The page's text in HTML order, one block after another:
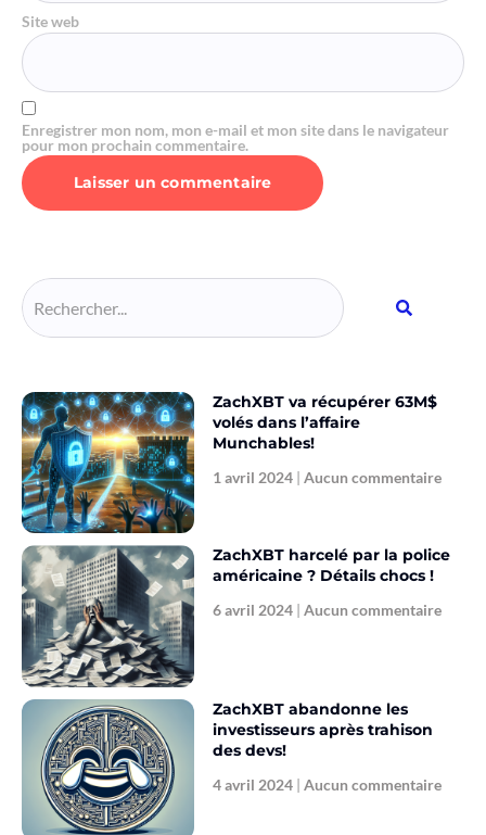
Site web
Enregistrer mon nom, mon e-mail et mon site dans le navigateur
pour mon prochain commentaire.
ZachXBT va récupérer 63M$
volés dans l’affaire
Munchables!
1 avril 2024 Aucun commentaire
ZachXBT harcelé par la police
américaine ? Détails chocs !
6 avril 2024 Aucun commentaire
ZachXBT abandonne les
investisseurs après trahison
des devs!
4 avril 2024 Aucun commentaire